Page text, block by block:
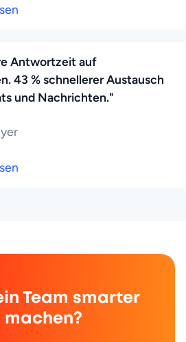
Antwortzeit auf
43 % schnellerer Austausch
und Nachrichten."
Team smarter
machen?